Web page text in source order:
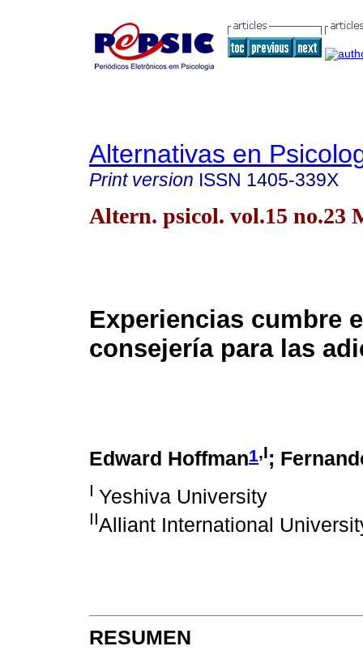
Alternativas en
Print version ISSN 1405-339X
Altern. psicol. vol.15 no.23
Experiencias cumbre
consejería para las
Edward Hoffman1,I;
I Yeshiva University
IIAlliant International
RESUMEN